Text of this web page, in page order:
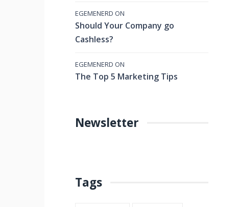
EGEMENERD ON
Should Your Company go
Cashless?
EGEMENERD ON
The Top 5 Marketing Tips
Newsletter
Tags